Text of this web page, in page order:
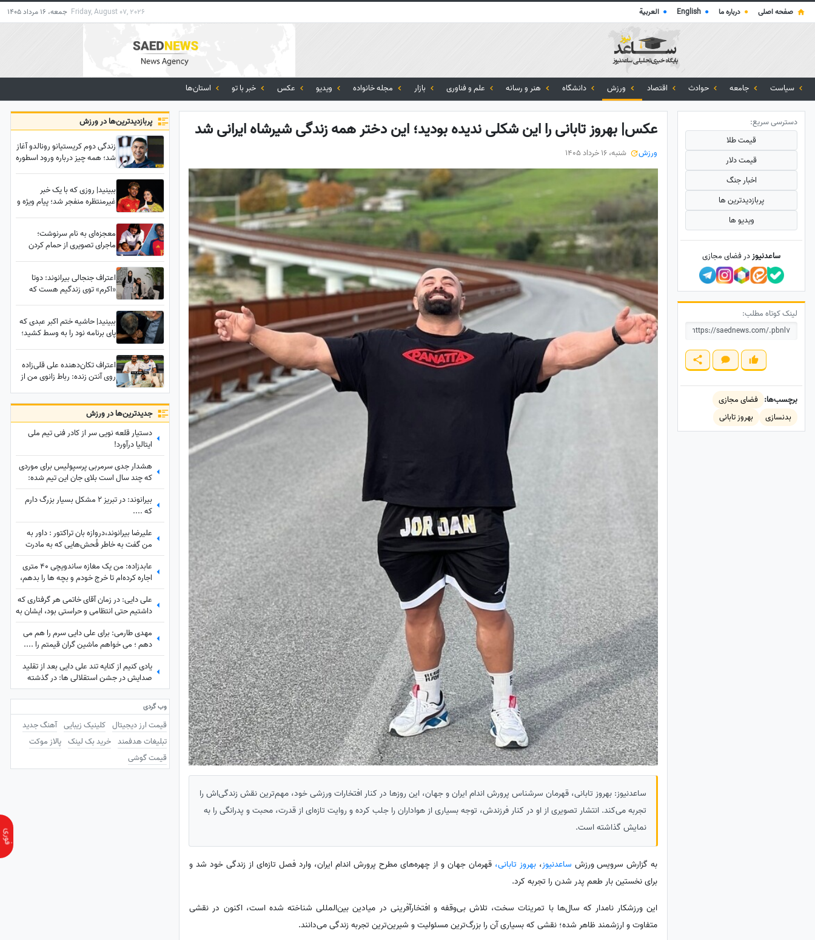
صفحه اصلی ● درباره ما ●
English
● العربية Friday, August 07, 2026 جمعه، 16 مرداد 1405
سیاست جامعه حوادث اقتصاد ورزش دانشگاه هنر و رسانه علم و فناوری بازار مجله خانواده ویدیو عکس خبر با تو استان‌ها
عکس| بهروز تابانی را این شکلی ندیده بودید؛ این دختر همه زندگی شیرشاه ایرانی شد
ورزش شنبه، 16 خرداد 1405
ساعدنیوز: بهروز تابانی، قهرمان سرشناس پرورش اندام ایران و جهان، این روزها در کنار افتخارات ورزشی خود، مهم‌ترین نقش زندگی‌اش را
تجربه می‌کند. انتشار تصویری از او در کنار فرزندش، توجه بسیاری از هواداران را جلب کرده و روایت تازه‌ای از قدرت، محبت و پدرانگی را به
نمایش گذاشته است.
به گزارش سرویس ورزش ساعدنیوز،بهروز تابانی، قهرمان جهان و از چهره‌های مطرح پرورش اندام ایران، وارد فصل تازه‌ای از زندگی خود شد و
برای نخستین بار طعم پدر شدن را تجربه کرد.
این ورزشکار نامدار که سال‌ها با تمرینات سخت، تلاش بی‌وقفه و افتخارآفرینی در میادین بین‌المللی شناخته شده است، اکنون در نقشی
متفاوت و ارزشمند ظاهر شده؛ نقشی که بسیاری آن را بزرگ‌ترین مسئولیت و شیرین‌ترین تجربه زندگی می‌دانند.
پربازدید‌ترین‌ها در ورزش
زندگی دوم کریستیانو رونالدو آغاز
شد؛ همه چیز درباره ورود اسطوره
ببینید| روزی که با یک خبر
غیرمنتظره منفجر شد؛ پیام ویژه و
صداتو چه بود؟
معجزه‌ای به نام سرنوشت؛
ماجرای تصویری از حمام کردن
اعتراف جنجالی بیرانوند: دوتا
«اکرم» توی زندگیم هست که
ببینید| حاشیه ختم اکبر عبدی که
پای برنامه نود را به وسط کشید؛
اعتراف تکان‌دهنده علی قلی‌زاده
روی آنتن زنده: رباط زانوی من از
ویدئو
جدید‌ترین‌ها در ورزش
دستیار قلعه نویی سر از کادر فنی تیم ملی
ایتالیا درآورد!
هشدار جدی سرمربی پرسپولیس برای موردی
که چند سال است بلای جان این تیم شده:
بفهمم برخورد جدی می‌کنم
بیرانوند: در تبریز 2 مشکل بسیار بزرگ دارم
که ....
علیرضا بیرانوند،دروازه بان تراکتور : داور به
من گفت به خاطر فُحش‌هایی که به مادرت
میدن بهت کارت نمیدم!/ ما حواله ماشین
نگرفتیم
عابدزاده: من یک مغازه ساندویچی 40 متری
اجاره کرده‌ام تا خرج خودم و بچه ها را بدهم،
سرپرستی 50 تا بچه را در بهزیستی بر عهده
دارم و...
علی دایی: در زمان آقای خاتمی هر گرفتاری‌ که
داشتیم حتی انتظامی و حراستی بود، ایشان به
راحتی حل می‌کردند درباره پاداش هم به تمام
قولشان عمل کردند و...
مهدی طارمی: برای علی دایی سرم را هم می
دهم ؛ می خواهم ماشین گران قیمتم را ....
یادی کنیم از کنایه تند علی دایی بعد از تقلید
صدایش در جشن استقلالی ها: در گذشته
پادشاهان دلقک‌هایی داشتند که وظیفه‌شان
تقلید صدا و خنداندن مردم بود+عکسوب گردی
قیمت ارز دیجیتال کلینیک زیبایی آهنگ جدید
تبلیغات هدفمند خرید بک لینک پالاز موکت
قیمت گوشی
دسترسی سریع:
قیمت طلا
قیمت دلار
اخبار جنگ
پربازدید‌ترین ها
ویدیو ها
ساعدنیوزدر فضای مجازی
لینک کوتاه مطلب:
برچسب‌ها: فضای مجازی
بدنسازی
بهروز تابانی